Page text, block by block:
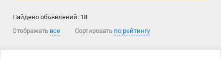
Как добавить объявление
Найдено объявлений: 18
Отображать все Сортировать по рейтингу